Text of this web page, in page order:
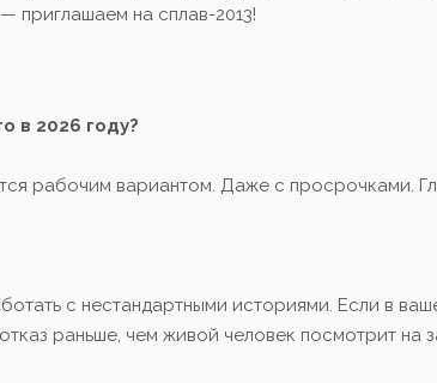
приглашаем на сплав-2013!
в 2026 году?
рабочим вариантом. Даже с просрочками.
с нестандартными историями. Если в
раньше, чем живой человек посмотрит на